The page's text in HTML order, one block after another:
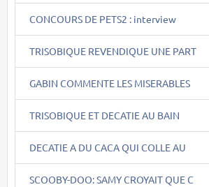
CONCOURS DE PETS2 : interview
TRISOBIQUE REVENDIQUE UNE PART
GABIN COMMENTE LES MISERABLES
TRISOBIQUE ET DECATIE AU BAIN
DECATIE A DU CACA QUI COLLE AU
SCOOBY-DOO: SAMY CROYAIT QUE C